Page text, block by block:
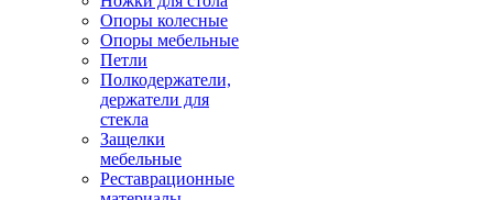
Опоры колесные
Опоры мебельные
Петли
Полкодержатели,
держатели для
стекла
Защелки
мебельные
Реставрационные